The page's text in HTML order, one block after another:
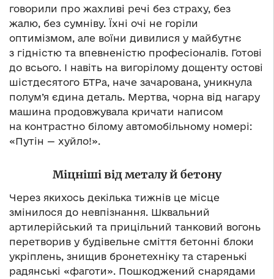
говорили про жахливі речі без страху, без
жалю, без сумніву. Їхні очі не горіли
оптимізмом, але воїни дивилися у майбутнє
з гідністю та впевненістю професіоналів. Готові
до всього. І навіть на вигорілому дощенту остові
шістдесятого БТРа, наче зачарована, уникнула
полум’я єдина деталь. Мертва, чорна від нагару
машина продовжувала кричати написом
на контрастно білому автомобільному номері:
«Путін — хуйло!».
Міцніші від металу й бетону
Через якихось декілька тижнів це місце
змінилося до невпізнання. Шквальний
артилерійський та прицільний танковий вогонь
перетворив у будівельне сміття бетонні блоки
укріплень, знищив бронетехніку та старенькі
радянські «фаготи». Пошкоджений снарядами